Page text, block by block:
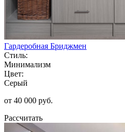
Гардеробная Бриджмен
Стиль:
Минимализм
Цвет:
Серый
от 40 000 руб.
Рассчитать